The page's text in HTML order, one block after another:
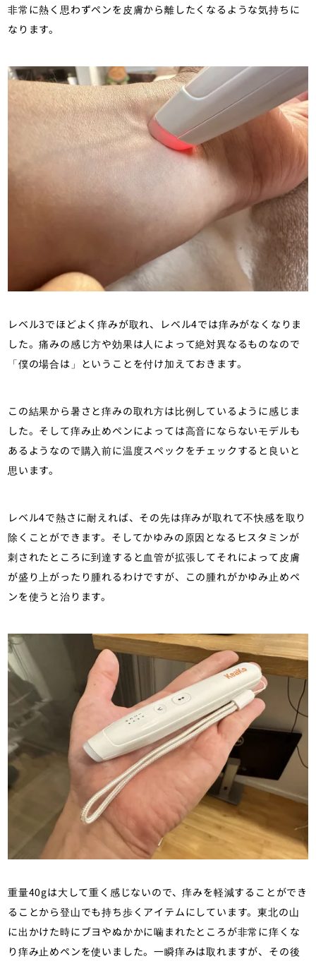
非常に熱く思わずペンを皮膚から離したくなるような気持ちに
なります。
レベル3でほどよく痒みが取れ、レベル4では痒みがなくなりま
した。痛みの感じ方や効果は人によって絶対異なるものなので
「僕の場合は」ということを付け加えておきます。
この結果から暑さと痒みの取れ方は比例しているように感じま
した。そして痒み止めペンによっては高音にならないモデルも
あるようなので購入前に温度スペックをチェックすると良いと
思います。
レベル4で熱さに耐えれば、その先は痒みが取れて不快感を取り
除くことができます。そしてかゆみの原因となるヒスタミンが
刺されたところに到達すると血管が拡張してそれによって皮膚
が盛り上がったり腫れるわけですが、この腫れがかゆみ止めペ
ンを使うと治ります。
重量40gは大して重く感じないので、痒みを軽減することができ
ることから登山でも持ち歩くアイテムにしています。東北の山
に出かけた時にブヨやぬかかに噛まれたところが非常に痒くな
り痒み止めペンを使いました。一瞬痒みは取れますが、その後